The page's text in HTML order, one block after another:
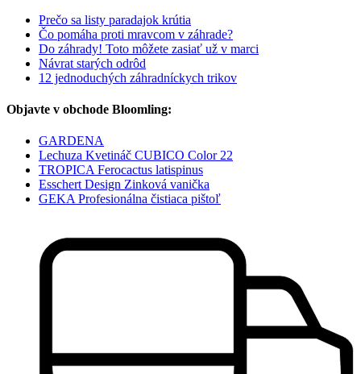
Prečo sa listy paradajok krútia
Čo pomáha proti mravcom v záhrade?
Do záhrady! Toto môžete zasiať už v marci
Návrat starých odrôd
12 jednoduchých záhradníckych trikov
Objavte v obchode Bloomling:
GARDENA
Lechuza Kvetináč CUBICO Color 22
TROPICA Ferocactus latispinus
Esschert Design Zinková vanička
GEKA Profesionálna čistiaca pištoľ